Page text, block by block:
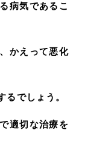
病気であるこ
かえって悪化
るでしょう。
適切な治療を